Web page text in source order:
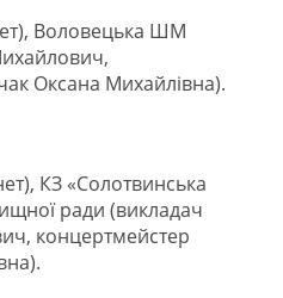
Воловецька ШМ
Оксана Михайлівна).
КЗ «Солотвинська
ради (викладач
концертмейстер